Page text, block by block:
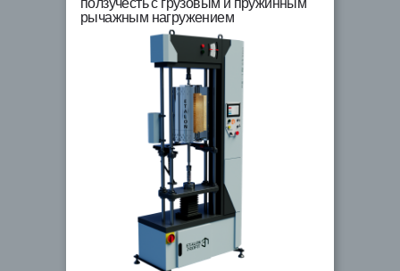
ползучесть с грузовым и пружинным
рычажным нагружением